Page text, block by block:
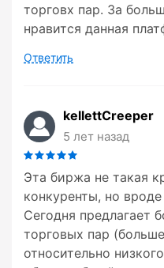
торговх пар. За
нравится данная
Ответить
kellettCreeper
5 лет назад
Эта биржа не такая
конкуренты, но
Сегодня предлагает
торговых пар
относительно